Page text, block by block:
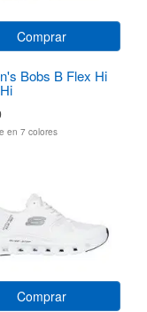
Comprar
Bobs B Flex Hi
en 7 colores
Comprar